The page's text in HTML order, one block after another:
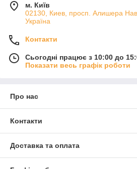
м. Київ
02130, Киев, просп. Алишера
Україна
Контакти
Сьогодні працює з 10:00 до
Показати весь графік роботи
Про нас
Контакти
Доставка та оплата